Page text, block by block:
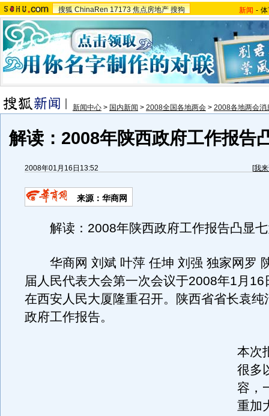
搜狐 ChinaRen 17173 焦点房地产 搜狗 新闻 -
新闻中心 > 国内新闻 > 2008全国各地两会 > 2008各地两会消
解读：2008年陕西政府工作报告
2008年01月16日13:52 [我
来源：华商网
解读：2008年陕西政府工作报告凸显七
华商网 刘斌 叶萍 任坤 刘强 独家网罗
届人民代表大会第一次会议于2008年1月16
在西安人民大厦隆重召开。陕西省省长袁纯
政府工作报告。
本次
很多
容，
重加